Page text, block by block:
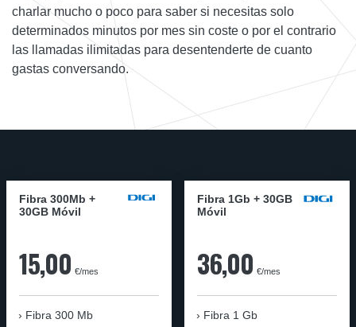
charlar mucho o poco para saber si necesitas solo
determinados minutos por mes sin coste o por el contrario
las llamadas ilimitadas para desentenderte de cuanto
gastas conversando.
Fibra 300Mb +
30GB Móvil
15,00 €/mes
Fibra 300 Mb
Fibra 1Gb + 30GB
Móvil
36,00 €/mes
Fibra 1 Gb